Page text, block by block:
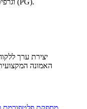
האמונה